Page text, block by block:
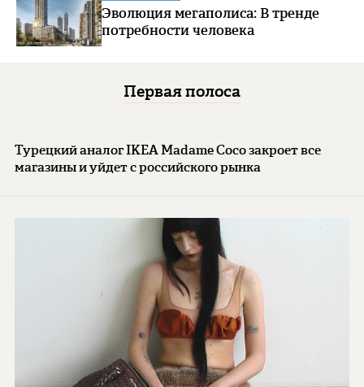
Эволюция мегаполиса: В тренде
потребности человека
Первая полоса
Турецкий аналог IKEA Madame Coco закроет все
магазины и уйдет с российского рынка